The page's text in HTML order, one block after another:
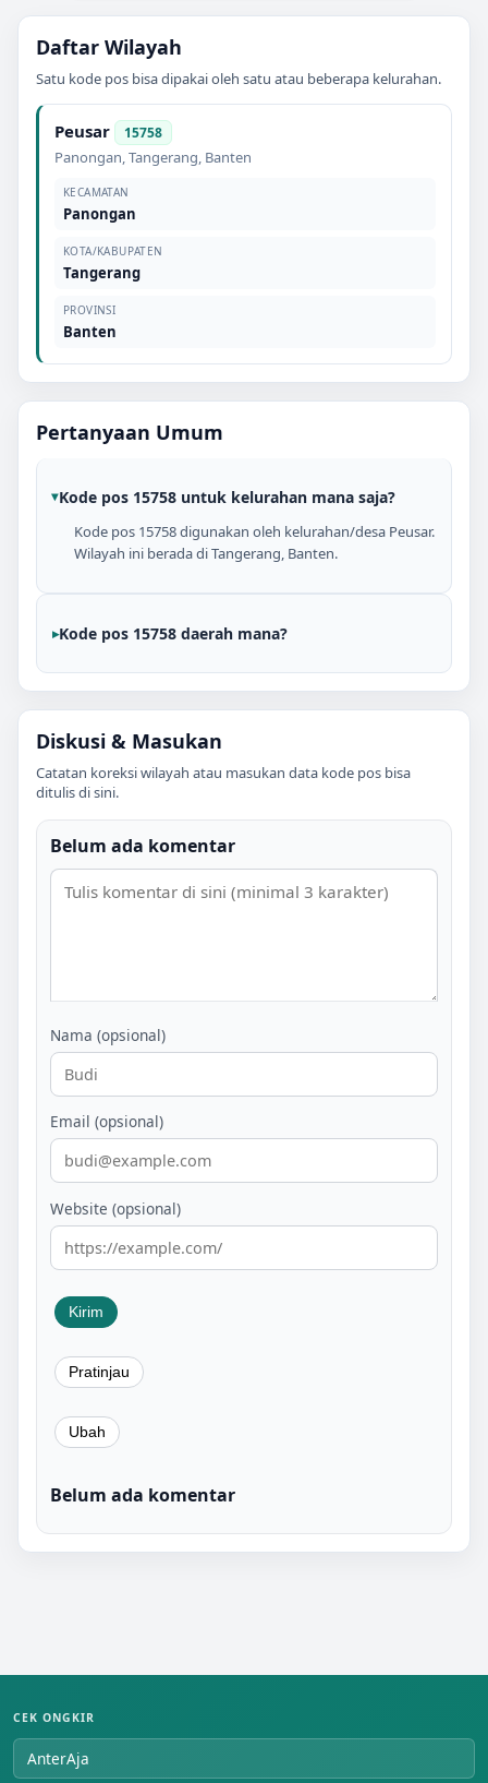
Daftar Wilayah
Satu kode pos bisa dipakai oleh satu atau beberapa kelurahan.
Peusar 15758
Panongan,Tangerang, Banten
KECAMATAN
Panongan
KOTA/KABUPATEN
Tangerang
PROVINSI
Banten
Pertanyaan Umum
Kode pos 15758 untuk kelurahan mana saja?
Kode pos 15758 digunakan oleh kelurahan/desa Peusar.
Wilayah ini berada di Tangerang, Banten.
Kode pos 15758 daerah mana?
Diskusi & Masukan
Catatan koreksi wilayah atau masukan data kode pos bisa
ditulis di sini.
Belum ada komentar
Nama (opsional)
Email (opsional)
Website (opsional)
Belum ada komentar
CEK ONGKIR
AnterAja